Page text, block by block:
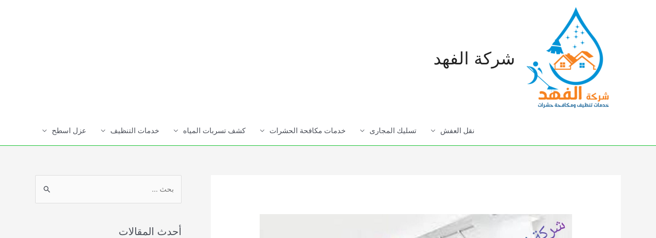
شركة الفهد
نقل العفش تسليك المجارى خدمات مكافحة الحشرات كشف تسربات المياه خدمات التنظيف عزل اسطح
rأحدث المقالات